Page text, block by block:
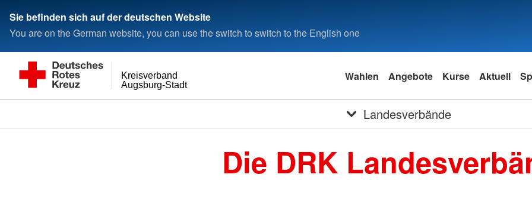
Sie befinden sich auf der deutschen Website
You are on the German website, you can use the switch to switch to the English one
Augsburg-Stadt
Kreisverband Wahlen Angebote Kurse Aktuell
Landesverbände
Die DRK